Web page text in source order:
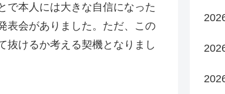
で本人には大きな自信になった
表会がありました。ただ、この
抜けるか考える契機となりまし